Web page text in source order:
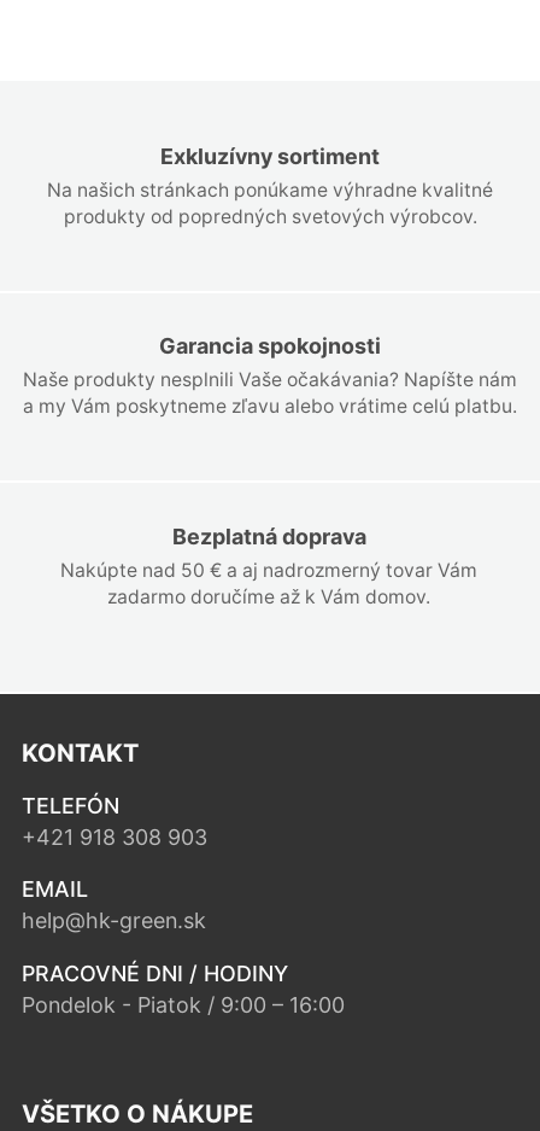
Exkluzívny sortiment
Na našich stránkach ponúkame výhradne kvalitné
produkty od popredných svetových výrobcov.
Garancia spokojnosti
Naše produkty nesplnili Vaše očakávania? Napíšte nám
a my Vám poskytneme zľavu alebo vrátime celú platbu.
Bezplatná doprava
Nakúpte nad 50 € a aj nadrozmerný tovar Vám
zadarmo doručíme až k Vám domov.
KONTAKT
TELEFÓN
+421 918 308 903
EMAIL
help@hk-green.sk
PRACOVNÉ DNI / HODINY
Pondelok - Piatok / 9:00 – 16:00
VŠETKO O NÁKUPE